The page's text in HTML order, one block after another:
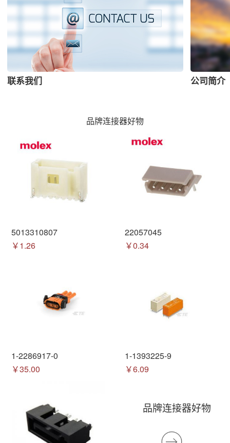
联系我们 公司简介
品牌连接器好物
5013310807
￥1.26
22057045
￥0.34
1-2286917-0
￥35.00
1-1393225-9
￥6.09
品牌连接器好物